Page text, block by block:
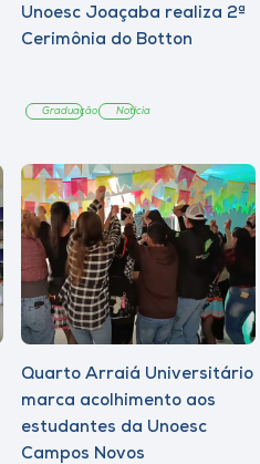
Unoesc Joaçaba realiza 2ª
Cerimônia do Botton
Graduação Notícia
Quarto Arraiá Universitário
marca acolhimento aos
estudantes da Unoesc
Campos Novos